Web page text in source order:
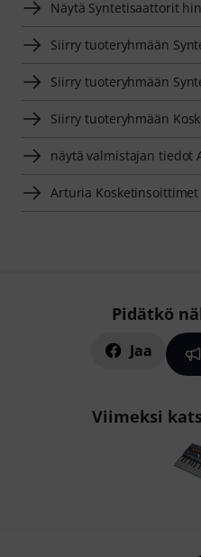
Näytä Syntetisaattorit
Siirry tuoteryhmään
Siirry tuoteryhmään
Siirry tuoteryhmään
näytä valmistajan tiedot
Arturia
Pidätkö
Jaa
Viimeksi